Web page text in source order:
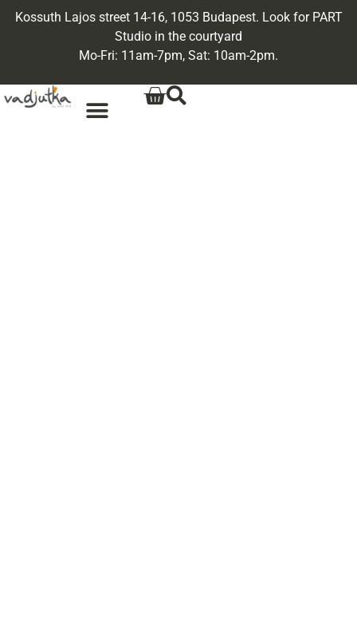
Kossuth Lajos street 14-16, 1053 Budapest. Look for PART
Studio in the courtyard
Mo-Fri: 11am-7pm, Sat: 10am-2pm.